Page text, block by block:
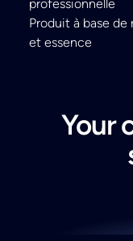
professionnelle
Produit à base de
et essence
Your